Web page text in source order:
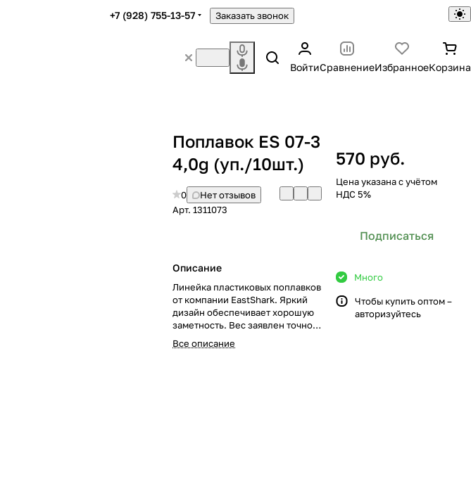
+7 (928) 755-13-57 Заказать звонок
ВойтиСравнениеИзбранноеКорзина
Поплавок ES 07-3
4,0g (уп./10шт.)
0
Нет отзывов
Арт. 1311073
Описание
Линейка пластиковых поплавков
от компании EastShark. Яркий
дизайн обеспечивает хорошую
заметность. Вес заявлен точно.
Поплавки скользящие, имеют
петлю металл. Цена указана на 1
Все описание
570 руб.
Цена указана с учётом
НДС 5%
Подписаться
Много
Чтобы купить оптом –
авторизуйтесь